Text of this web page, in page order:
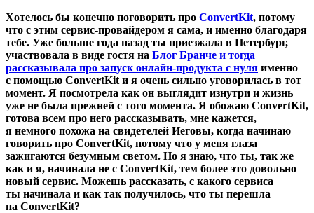
Хотелось бы конечно поговорить про ConvertKit, потому
что с этим сервис-провайдером я сама, и именно благодаря
тебе. Уже больше года назад ты приезжала в Петербург,
участвовала в виде гостя на Блог Бранче и тогда
рассказывала про запуск онлайн-продукта с нуля именно
с помощью ConvertKit и я очень сильно уговорилась в тот
момент. Я посмотрела как он выглядит изнутри и жизнь
уже не была прежней с того момента. Я обожаю ConvertKit,
готова всем про него рассказывать, мне кажется,
я немного похожа на свидетелей Иеговы, когда начинаю
говорить про ConvertKit, потому что у меня глаза
зажигаются безумным светом. Но я знаю, что ты, так же
как и я, начинала не с ConvertKit, тем более это довольно
новый сервис. Можешь рассказать, с какого сервиса
ты начинала и как так получилось, что ты перешла
на ConvertKit?